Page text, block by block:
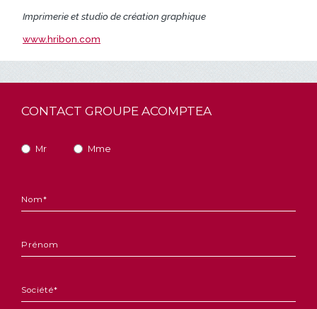
Imprimerie et studio de création graphique
www.hribon.com
CONTACT GROUPE ACOMPTEA
Mr Mme
*